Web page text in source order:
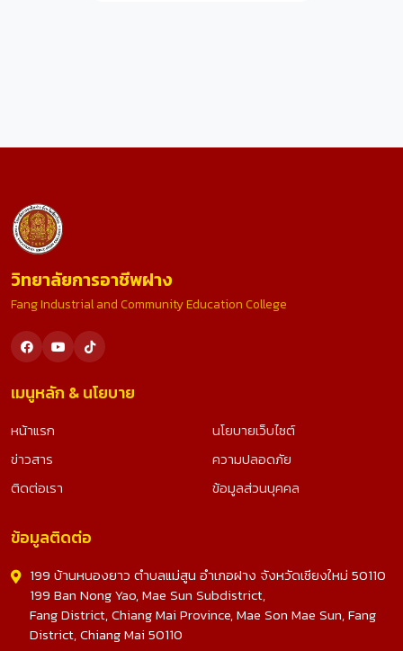
วิทยาลัยการอาชีพฝาง
Fang Industrial and Community Education College
เมนูหลัก & นโยบาย
หน้าแรก
ข่าวสาร
ติดต่อเรา
นโยบายเว็บไซต์
ความปลอดภัย
ข้อมูลส่วนบุคคล
ข้อมูลติดต่อ
199 บ้านหนองยาว ตำบลแม่สูน อำเภอฝาง จังหวัดเชียงใหม่ 50110
199 Ban Nong Yao, Mae Sun Subdistrict,
Fang District, Chiang Mai Province, Mae Son Mae Sun, Fang
District, Chiang Mai 50110